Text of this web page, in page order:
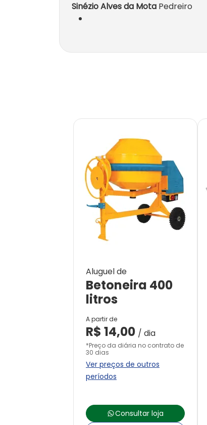
Sinézio Alves da Mota Pedreiro
Aluguel de
Betoneira 400
litros
A partir de
R$ 14,00 / dia
*Preço da diária no contrato de
30 dias
Ver preços de outros
períodos
Consultar loja